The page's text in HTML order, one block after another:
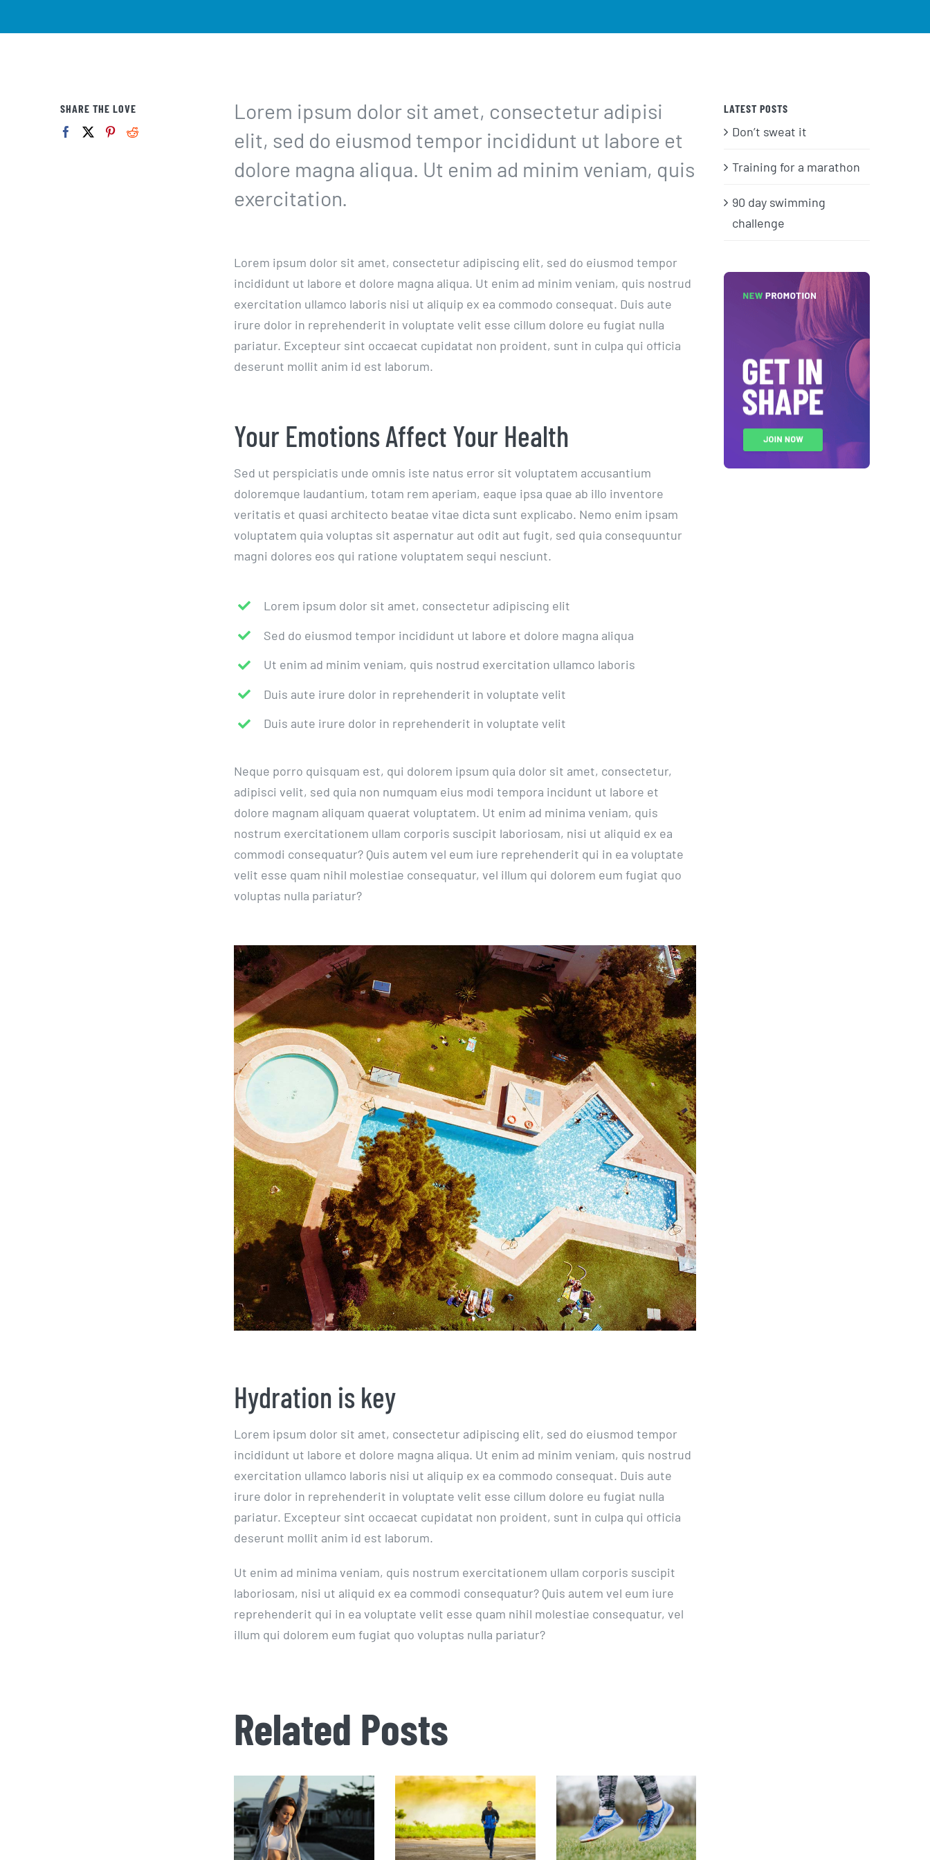
Lorem ipsum dolor sit amet, consectetur adipisi
elit, sed do eiusmod tempor incididunt ut labore et
dolore magna aliqua. Ut enim ad minim veniam, quis
exercitation.
Lorem ipsum dolor sit amet, consectetur adipiscing elit, sed do eiusmod tempor
incididunt ut labore et dolore magna aliqua. Ut enim ad minim veniam, quis nostrud
exercitation ullamco laboris nisi ut aliquip ex ea commodo consequat. Duis aute
irure dolor in reprehenderit in voluptate velit esse cillum dolore eu fugiat nulla
pariatur. Excepteur sint occaecat cupidatat non proident, sunt in culpa qui officia
deserunt mollit anim id est laborum.
Your Emotions Affect Your Health
Sed ut perspiciatis unde omnis iste natus error sit voluptatem accusantium
doloremque laudantium, totam rem aperiam, eaque ipsa quae ab illo inventore
veritatis et quasi architecto beatae vitae dicta sunt explicabo. Nemo enim ipsam
voluptatem quia voluptas sit aspernatur aut odit aut fugit, sed quia consequuntur
magni dolores eos qui ratione voluptatem sequi nesciunt.
Lorem ipsum dolor sit amet, consectetur adipiscing elit
Sed do eiusmod tempor incididunt ut labore et dolore magna aliqua
Ut enim ad minim veniam, quis nostrud exercitation ullamco laboris
Duis aute irure dolor in reprehenderit in voluptate velit
Duis aute irure dolor in reprehenderit in voluptate velit
Neque porro quisquam est, qui dolorem ipsum quia dolor sit amet, consectetur,
adipisci velit, sed quia non numquam eius modi tempora incidunt ut labore et
dolore magnam aliquam quaerat voluptatem. Ut enim ad minima veniam, quis
nostrum exercitationem ullam corporis suscipit laboriosam, nisi ut aliquid ex ea
commodi consequatur? Quis autem vel eum iure reprehenderit qui in ea voluptate
velit esse quam nihil molestiae consequatur, vel illum qui dolorem eum fugiat quo
voluptas nulla pariatur?
Hydration is key
Lorem ipsum dolor sit amet, consectetur adipiscing elit, sed do eiusmod tempor
incididunt ut labore et dolore magna aliqua. Ut enim ad minim veniam, quis nostrud
exercitation ullamco laboris nisi ut aliquip ex ea commodo consequat. Duis aute
irure dolor in reprehenderit in voluptate velit esse cillum dolore eu fugiat nulla
pariatur. Excepteur sint occaecat cupidatat non proident, sunt in culpa qui officia
deserunt mollit anim id est laborum.
Ut enim ad minima veniam, quis nostrum exercitationem ullam corporis suscipit
laboriosam, nisi ut aliquid ex ea commodi consequatur? Quis autem vel eum iure
reprehenderit qui in ea voluptate velit esse quam nihil molestiae consequatur, vel
illum qui dolorem eum fugiat quo voluptas nulla pariatur?
Related Posts
SHARE THE LOVE LATEST POSTS
Don’t sweat it
Training for a marathon
90 day swimming
challenge